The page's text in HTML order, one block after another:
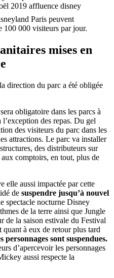
Paris peuvent
100 000 visiteurs par jour.
mises en
direction du parc a été obligée
sera obligatoire dans les parcs à
des repas. Du gel
des visiteurs du parc dans les
attractions. Le parc va installer
des distributeurs sur
comptoirs, en tout, plus de
elle aussi impactée par cette
de suspendre jusqu’à nouvel
spectacle nocturne Disney
de la terre ainsi que Jungle
de la saison estivale du Festival
à eux de retour plus tard
personnages sont suspendues.
d’apercevoir les personnages
aussi respecte la